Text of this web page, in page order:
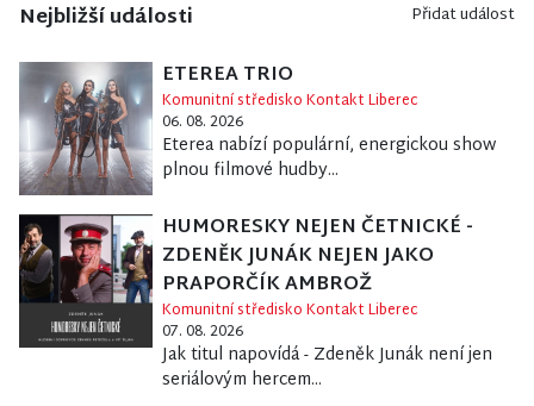
Nejbližší události Přidat událost
ETEREA TRIO
Komunitní středisko Kontakt Liberec
06. 08. 2026
Eterea nabízí populární, energickou show
plnou filmové hudby...
HUMORESKY NEJEN ČETNICKÉ -
ZDENĚK JUNÁK NEJEN JAKO
PRAPORČÍK AMBROŽ
Komunitní středisko Kontakt Liberec
07. 08. 2026
Jak titul napovídá - Zdeněk Junák není jen
seriálovým hercem...